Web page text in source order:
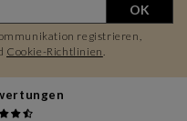
OK
registrieren,
Cookie-Richtlinien